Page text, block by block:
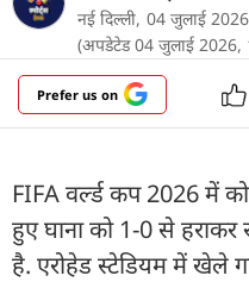
नई दिल्ली, 04 जुलाई
(अपडेटेड 04 जुलाई 2026,
Prefer us on
FIFA वर्ल्ड कप 2026 में
हुए घाना को 1-0 से
है. एरोहेड स्टेडियम में खेले